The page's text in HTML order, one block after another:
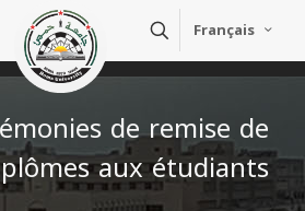
Français
de remise de
aux étudiants